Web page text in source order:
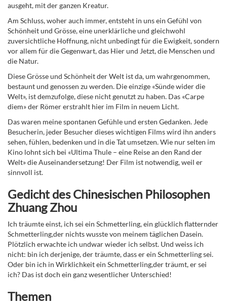
ausgeht, mit der ganzen Kreatur.
Am Schluss, woher auch immer, entsteht in uns ein Gefühl von
Schönheit und Grösse, eine unerklärliche und gleichwohl
zuversichtliche Hoffnung, nicht unbedingt für die Ewigkeit, sondern
vor allem für die Gegenwart, das Hier und Jetzt, die Menschen und
die Natur.
Diese Grösse und Schönheit der Welt ist da, um wahrgenommen,
bestaunt und genossen zu werden. Die einzige «Sünde wider die
Welt», ist demzufolge, diese nicht genutzt zu haben. Das «Carpe
diem» der Römer erstrahlt hier im Film in neuem Licht.
Das waren meine spontanen Gefühle und ersten Gedanken. Jede
Besucherin, jeder Besucher dieses wichtigen Films wird ihn anders
sehen, fühlen, bedenken und in die Tat umsetzen. Wie nur selten im
Kino lohnt sich bei «Ultima Thule – eine Reise an den Rand der
Welt» die Auseinandersetzung! Der Film ist notwendig, weil er
sinnvoll ist.
Gedicht des Chinesischen Philosophen
Zhuang Zhou
Ich träumte einst, ich sei ein Schmetterling, ein glücklich flatternder
Schmetterling,der nichts wusste von meinem täglichen Dasein.
Plötzlich erwachte ich undwar wieder ich selbst. Und weiss ich
nicht: bin ich derjenige, der träumte, dass er ein Schmetterling sei.
Oder bin ich in Wirklichkeit ein Schmetterling,der träumt, er sei
ich? Das ist doch ein ganz wesentlicher Unterschied!
Themen